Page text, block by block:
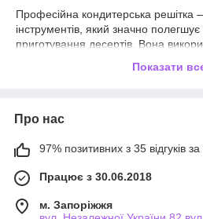
Професійна кондитерська решітка
інструментів, який значно
приготування десертів. Вона
шоколаду та дзеркального
що допомагає зберегти його форму
розмірів і конструкцій для
використання. Вони підходять для
кексів, печива, мафінів, еклерів,
глазурування тортів, мусових
виробів.
Показати
Про нас
97% позитивних з 35 відгуків за
Працює з 30.06.2018
м. Запоріжжя